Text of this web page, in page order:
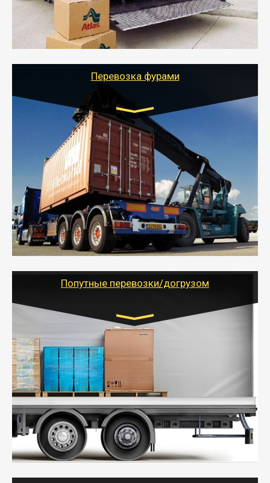
- Тайгер Логистик подберет автотранспорт, быстро и
качественно организует переезд к новому месту
службы или работы с гарантией сохранности груза и
оформлением документов, подтверждающих
Перевозка фурами
Транспорт:
Еврофура Тент от 5 до 10 тонн
грузоподъемность
от 10 000 руб. Возможен догруз
- Доставка фурой до 20 т возможна для больших
объемов грузов, упакованных в коробки, мешки,
паллеты и россыпью в самые отдаленные места
России с гарантией полной сохранности.
- Тайгер Логистик предоставляет услуги по
грузоперевозкам для физических и юридических лиц
Попутные перевозки/догрузом
Транспорт:
Газель (1,5 и 3 тонны), Бычок, Еврофура от 5 до
10 тонн
от 5000 руб. Возможен догруз
- Экономный способ доставить вещи от 200 кг в
другой город - догрузом или попутно. Попутные
грузоперевозки для физлиц, ИП и юрлиц обходятся
дешевле.
- Тайгер Логистик организует доставку
крупногабаритных и личных вещей по нужному
для погрузочно-разгрузочных работ при перевозке.